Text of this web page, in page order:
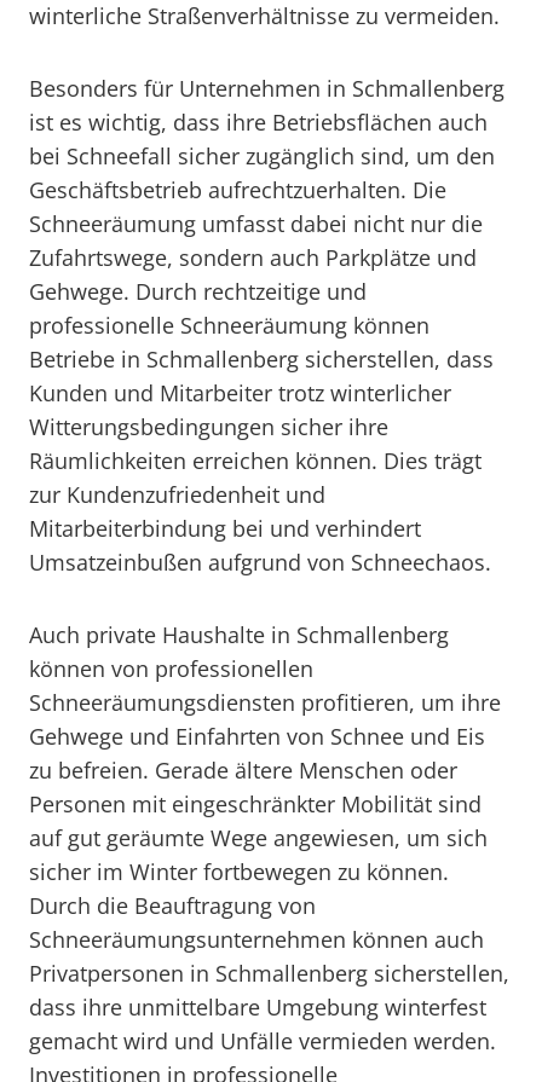
winterliche Straßenverhältnisse zu vermeiden.
Besonders für Unternehmen in Schmallenberg
ist es wichtig, dass ihre Betriebsflächen auch
bei Schneefall sicher zugänglich sind, um den
Geschäftsbetrieb aufrechtzuerhalten. Die
Schneeräumung umfasst dabei nicht nur die
Zufahrtswege, sondern auch Parkplätze und
Gehwege. Durch rechtzeitige und
professionelle Schneeräumung können
Betriebe in Schmallenberg sicherstellen, dass
Kunden und Mitarbeiter trotz winterlicher
Witterungsbedingungen sicher ihre
Räumlichkeiten erreichen können. Dies trägt
zur Kundenzufriedenheit und
Mitarbeiterbindung bei und verhindert
Umsatzeinbußen aufgrund von Schneechaos.
Auch private Haushalte in Schmallenberg
können von professionellen
Schneeräumungsdiensten profitieren, um ihre
Gehwege und Einfahrten von Schnee und Eis
zu befreien. Gerade ältere Menschen oder
Personen mit eingeschränkter Mobilität sind
auf gut geräumte Wege angewiesen, um sich
sicher im Winter fortbewegen zu können.
Durch die Beauftragung von
Schneeräumungsunternehmen können auch
Privatpersonen in Schmallenberg sicherstellen,
dass ihre unmittelbare Umgebung winterfest
gemacht wird und Unfälle vermieden werden.
Investitionen in professionelle